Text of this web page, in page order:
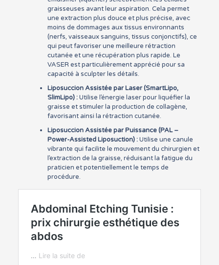
graisseuses avant leur aspiration. Cela permet
une extraction plus douce et plus précise, avec
moins de dommages aux tissus environnants
(nerfs, vaisseaux sanguins, tissus conjonctifs), ce
qui peut favoriser une meilleure rétraction
cutanée et une récupération plus rapide. Le
VASER est particulièrement apprécié pour sa
capacité à sculpter les détails.
Liposuccion Assistée par Laser (SmartLipo,
SlimLipo) :Utilise l’énergie laser pour liquéfier la
graisse et stimuler la production de collagène,
favorisant ainsi la rétraction cutanée.
Liposuccion Assistée par Puissance (PAL –
Power-Assisted Liposuction) :Utilise une canule
vibrante qui facilite le mouvement du chirurgien et
l’extraction de la graisse, réduisant la fatigue du
praticien et potentiellement le temps de
procédure.